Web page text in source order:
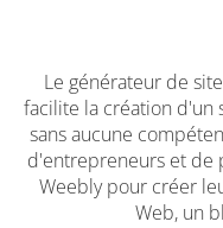
Le générateur de
facilite la création d'un
sans aucune
d'entrepreneurs et de
Weebly pour créer
Web, un